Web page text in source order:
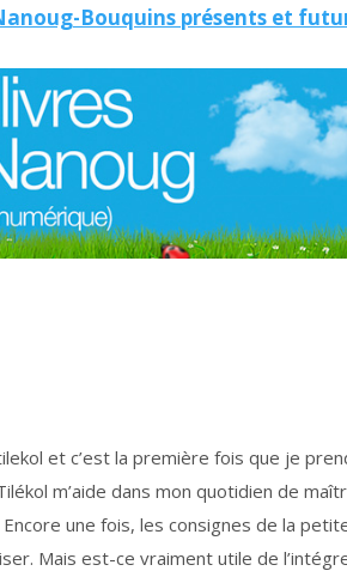
Bouquins présents et
et c’est la première fois que je
m’aide dans mon quotidien de
une fois, les consignes de la
Mais est-ce vraiment utile de